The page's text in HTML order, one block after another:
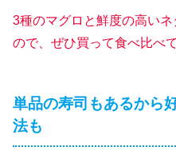
3種のマグロと鮮度の高い
ので、ぜひ買って食べ比べ
単品の寿司もあるから
法も